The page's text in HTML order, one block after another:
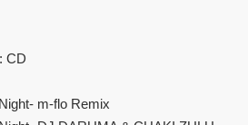
CD
m-flo Remix